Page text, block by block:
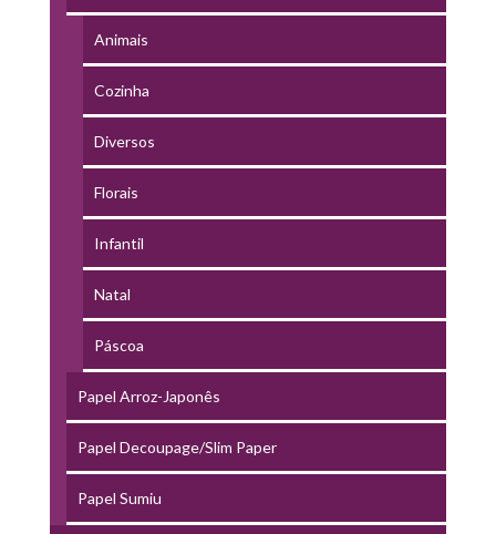
Animais
Cozinha
Diversos
Florais
Infantil
Natal
Páscoa
Papel Arroz-Japonês
Papel Decoupage/Slim Paper
Papel Sumiu